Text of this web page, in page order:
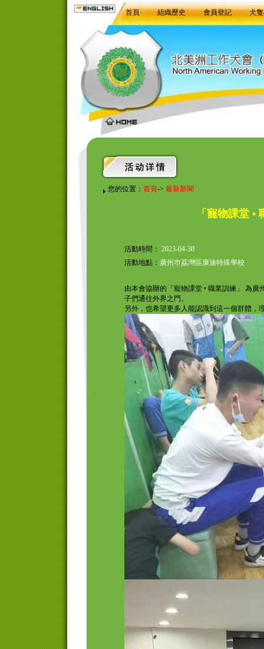
首頁 組織歷史 會員登記 犬
您的位置： 首頁-> 最新新聞
「寵物課堂
活動時間： 2023-04-30
活動地點： 廣州巿荔灣區康迪特殊學校
由本會協辦的「寵物課堂 • 職業訓練」 為
子們通往外界之門。
另外，也希望更多人能認識到這一個群體，